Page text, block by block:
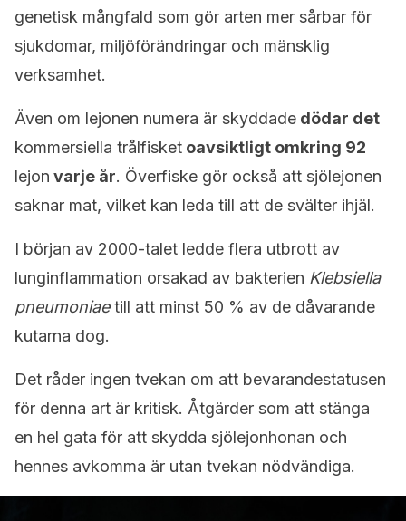
genetisk mångfald som gör arten mer sårbar för
sjukdomar, miljöförändringar och mänsklig
verksamhet.
Även om lejonen numera är skyddade dödar det
kommersiella trålfisket oavsiktligt omkring 92
lejon varje år. Överfiske gör också att sjölejonen
saknar mat, vilket kan leda till att de svälter ihjäl.
I början av 2000-talet ledde flera utbrott av
lunginflammation orsakad av bakterien Klebsiella
pneumoniaetill att minst 50 % av de dåvarande
kutarna dog.
Det råder ingen tvekan om att bevarandestatusen
för denna art är kritisk. Åtgärder som att stänga
en hel gata för att skydda sjölejonhonan och
hennes avkomma är utan tvekan nödvändiga.